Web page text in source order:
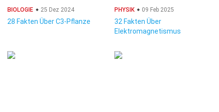
BIOLOGIE 25 Dez 2024
28 Fakten Über C3-Pflanze
PHYSIK 09 Feb 2025
32 Fakten Über
Elektromagnetismus